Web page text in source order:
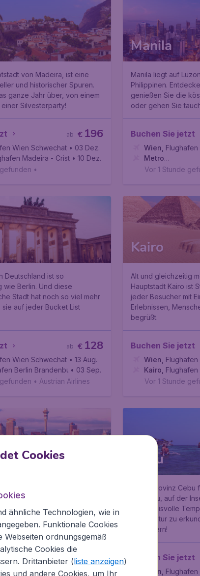
von Madeira, ist eine
und historischer Spuren.
ganze Jahr über, von einem
Silvesterparty!
€ 196
ab
Wien Schwechat • 03 Dez.
Madeira - Cristiano Ronaldo
• 10 Dez.
•
Manila
Manila liegt auf
Philippinen.
genießen Sie die
oder gehen Sie
Buchen Sie jetzt
Wien
Metro
Manila,
Vor 1 Stunde
Deutschland ist so
wie Berlin. Und diese
Stadt hat noch so viel mehr
auf jeder Bucket List
€ 128
ab
Wien Schwechat • 13 Aug.
Berlin Brandenburg• 03 Sep.
•Austrian Airlines
Kairo
Alt und gleichzeitig
Hauptstadt Kairo ist
jeder Besucher mit
Erlebnissen,
begrüßt.
Buchen Sie jetzt
Wien,
Kairo, Flughafen
Vor 1 Stunde
und Fülle von
von großen Zentren zu
Kunstgalerien der
€871
ab
Wien Schwechat • 16 Aug.
Cebu
In der Provinz
Lapulapu, auf der
geheimnisvolle
wilde Natur zu
begeistern!
Buchen Sie jetzt
Wien,
Cookies
ähnliche Technologien, wie in
Funktionale Cookies
Webseiten ordnungsgemäß
Cookies die
Drittanbieter (liste anzeigen)
und andere Cookies, um Ihr